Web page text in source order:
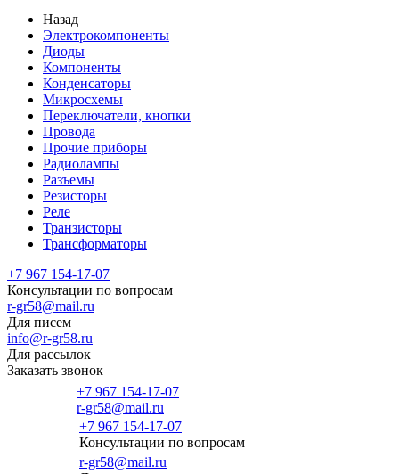
Назад
Электрокомпоненты
Диоды
Компоненты
Конденсаторы
Микросхемы
Переключатели, кнопки
Провода
Прочие приборы
Радиолампы
Разъемы
Резисторы
Реле
Транзисторы
Трансформаторы
+7 967 154-17-07
Консультации по вопросам
r-gr58@mail.ru
Для писем
info@r-gr58.ru
Для рассылок
Заказать звонок
+7 967 154-17-07
r-gr58@mail.ru
+7 967 154-17-07
Консультации по вопросам
r-gr58@mail.ru